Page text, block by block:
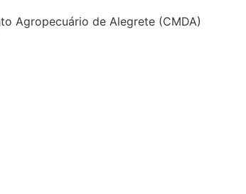
Agropecuário de Alegrete (CMDA)